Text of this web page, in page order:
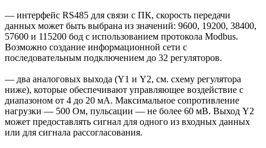
— интерфейс RS485 для связи с ПК, скорость передачи
данных может быть выбрана из значений: 9600, 19200, 38400,
57600 и 115200 бод с использованием протокола Modbus.
Возможно создание информационной сети с
последовательным подключением до 32 регуляторов.
— два аналоговых выхода (Y1 и Y2, см. схему регулятора
ниже), которые обеспечивают управляющее воздействие с
диапазоном от 4 до 20 мА. Максимальное сопротивление
нагрузки — 500 Ом, пульсации — не более 60 мВ. Выход Y2
может предоставлять сигнал для одного из входных данных
или для сигнала рассогласования.